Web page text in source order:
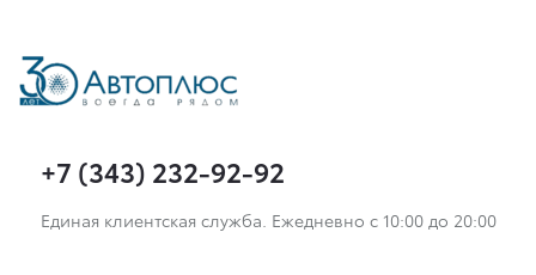
+7 (343) 232-92-92
Единая клиентская служба. Ежедневно с 10:00 до 20:00